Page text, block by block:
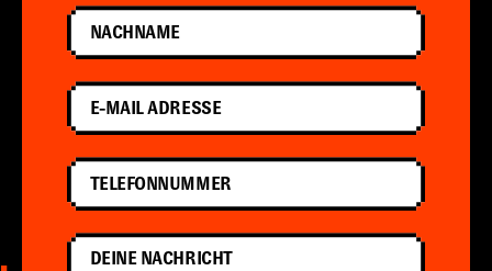
Nachname
E-Mail Adresse
Telefonnummer
Nachricht